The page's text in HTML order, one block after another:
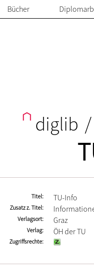
Bücher
diglib /
Titel TU-Info
Zusatz z. Titel
Verlagsort Graz
Verlag ÖH der TU
Zugriffsrechte